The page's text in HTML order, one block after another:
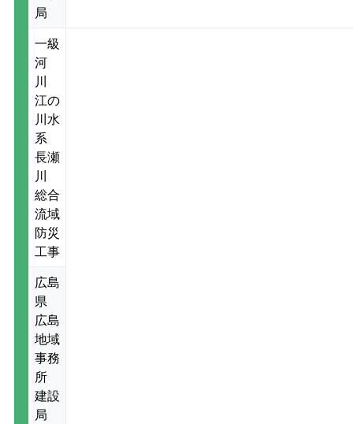
局
一級
河
川
江の
川水
系
長瀬
川
総合
流域
防災
工事
広島
県
広島
地域
事務
所
建設
局